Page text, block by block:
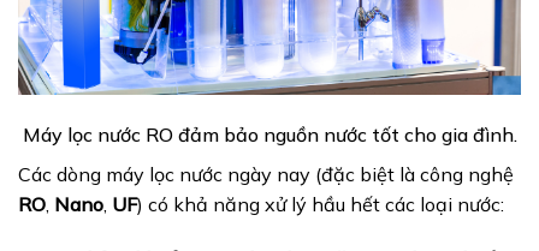
Máy lọc nước RO đảm bảo nguồn nước tốt cho gia đình.
Các dòng máy lọc nước ngày nay (đặc biệt là công nghệ
RO Nano UF) có khả năng xử lý hầu hết các loại nước: